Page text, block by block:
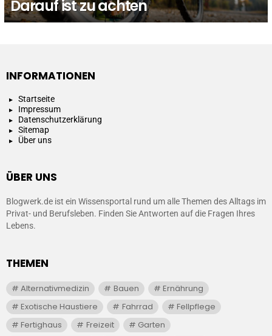
Darauf ist zu achten
INFORMATIONEN
Startseite
Impressum
Datenschutzerklärung
Sitemap
Über uns
ÜBER UNS
Blogwerk.de ist ein Wissensportal rund um alle Themen des Alltags im
Privat- und Berufsleben. Finden Sie Antworten auf die Fragen Ihres
Lebens.
THEMEN
Alternativmedizin Bauen
Ernährung
Exotische Haustiere
Fahrrad
Fellpflege
Fertighaus
Freizeit
Garten